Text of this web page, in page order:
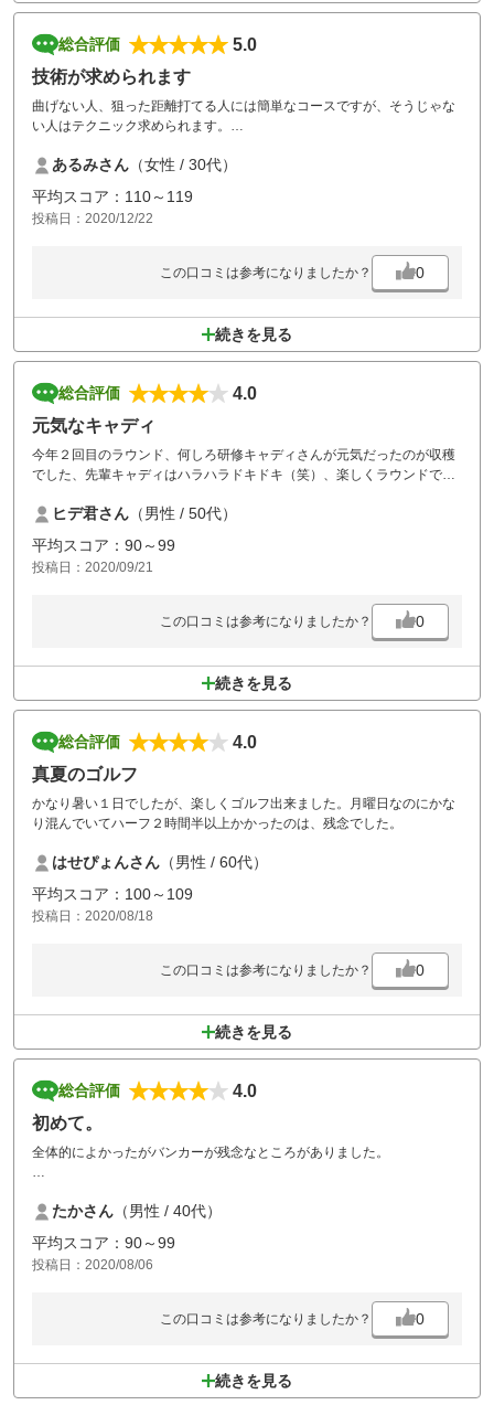
総合評価
5.0
技術が求められます
曲げない人、狙った距離打てる人には簡単なコースですが、そうじゃな
い人はテクニック求められます。
池は少ないのでカラスさえ気をつければボール無くす心配はあんまりな
いです。接客はみなさんとっても親切でした。お食事も美味しかった
し、また来たいコースです。
あるみさん （女性 / 30代）
平均スコア：110～119
投稿日：2020/12/22
この口コミは参考になりましたか？ 0
続きを見る
総合評価
4.0
元気なキャディ
今年２回目のラウンド、何しろ研修キャディさんが元気だったのが収穫
でした、先輩キャディはハラハラドキドキ（笑）、楽しくラウンドでし
ヒデ君さん （男性 / 50代）
平均スコア：90～99
投稿日：2020/09/21
この口コミは参考になりましたか？ 0
続きを見る
総合評価
4.0
真夏のゴルフ
かなり暑い１日でしたが、楽しくゴルフ出来ました。月曜日なのにかな
り混んでいてハーフ２時間半以上かかったのは、残念でした。
はせぴょんさん （男性 / 60代）
平均スコア：100～109
投稿日：2020/08/18
この口コミは参考になりましたか？ 0
続きを見る
総合評価
4.0
初めて。
全体的によかったがバンカーが残念なところがありました。
たかさん （男性 / 40代）
平均スコア：90～99
投稿日：2020/08/06
この口コミは参考になりましたか？ 0
続きを見る